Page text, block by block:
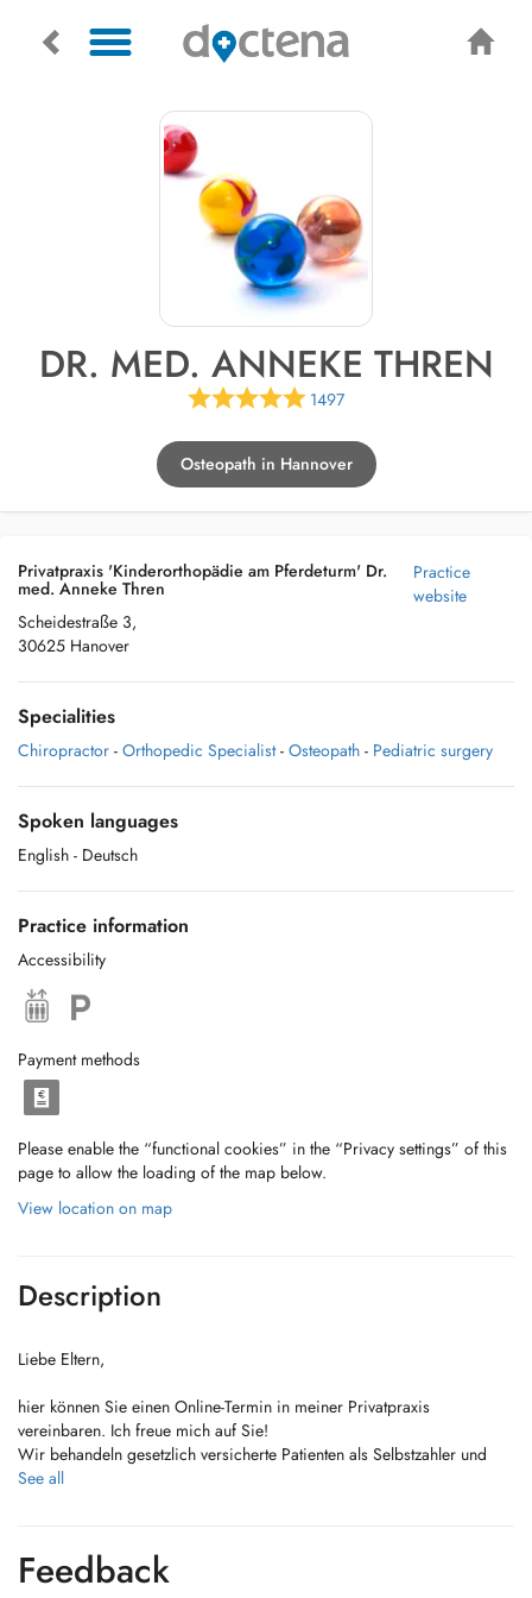
DR. MED. ANNEKE THREN
1497
Osteopath in Hannover
Privatpraxis 'Kinderorthopädie am Pferdeturm' Dr.
med. Anneke Thren
Scheidestraße 3,
30625 Hanover
Practice
website
Specialities
Chiropractor - Orthopedic Specialist - Osteopath - Pediatric surgery
Spoken languages
English - Deutsch
Practice information
Accessibility
Payment methods
Please enable the “functional cookies” in the “Privacy settings” of this
page to allow the loading of the map below.
View location on map
Description
Liebe Eltern,
hier können Sie einen Online-Termin in meiner Privatpraxis
vereinbaren. Ich freue mich auf Sie!
Wir behandeln gesetzlich versicherte Patienten als Selbstzahler und
privat versicherte Patienten.
Falls Sie einen Termin nicht wahrnehmen können, bitte wir dringend
See all
Feedback